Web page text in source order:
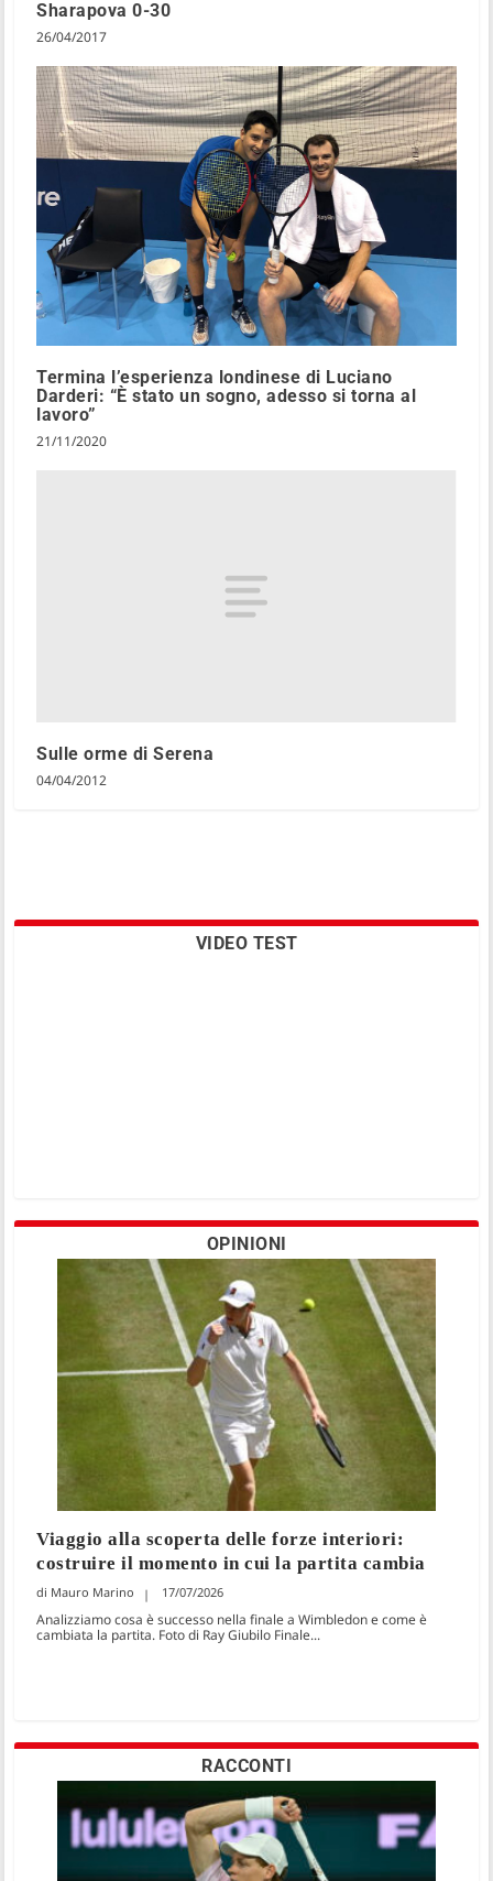
Sharapova 0-30
26/04/2017
Termina l’esperienza londinese di Luciano
Darderi: “È stato un sogno, adesso si torna al
lavoro”
21/11/2020
Sulle orme di Serena
04/04/2012
VIDEO TEST
OPINIONI
Viaggio alla scoperta delle forze interiori:
costruire il momento in cui la partita cambia
Mauro Marino 17/07/2026
Analizziamo cosa è successo nella finale a Wimbledon e come è
cambiata la partita. Foto di Ray Giubilo Finale...
RACCONTI